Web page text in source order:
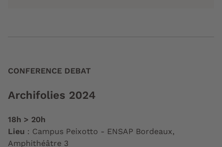
CONFERENCE DEBAT
Archifolies 2024
18h > 20h
Lieu : Campus Peixotto - ENSAP Bordeaux,
Amphithéâtre 3